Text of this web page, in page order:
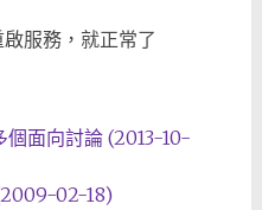
服務，就正常了
面向討論 (2013-10-
02-18)